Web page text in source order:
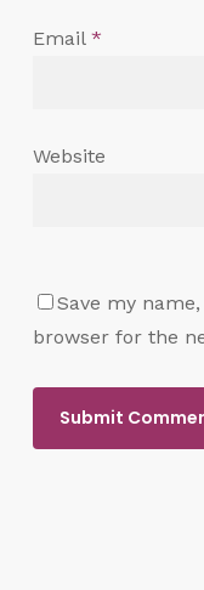
Email *
Website
Save my
browser for the